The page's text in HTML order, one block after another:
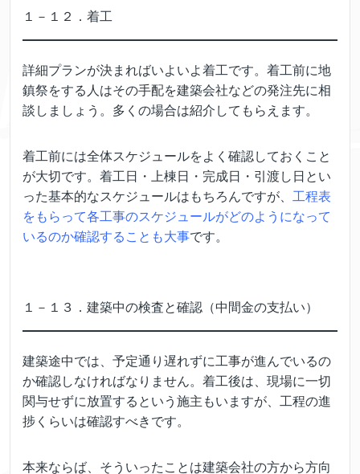
１－１２．着工
詳細プランが決まればいよいよ着工です。着工前に地
鎮祭をする人はその手配を建築会社などの発注先に相
談しましょう。多くの場合は紹介してもらえます。
着工前には全体スケジュールをよく確認しておくこと
が大切です。着工日・上棟日・完成日・引渡し日とい
った基本的なスケジュールはもちろんですが、 工程表
をもらって各工事のスケジュールがどのようになって
いるのか確認することも大事です。
１－１３．建築中の検査と確認（中間金の支払い）
建築途中では、予定通り遅れずに工事が進んでいるの
か確認しなければなりません。着工後は、現場に一切
関与せずに放置するという施主もいますが、工程の進
捗くらいは確認すべきです。
本来ならば、そういったことは建築会社の方から方向